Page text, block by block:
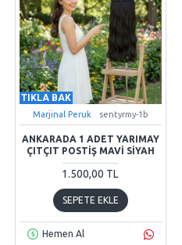
TIKLA BAK
Marjinal Peruk sentyrmy-1b
ANKARADA 1 ADET YARIMAY
ÇITÇIT POSTIŞ MAVI SIYAH
1.500,00 TL
SEPETE EKLE
Hemen Al